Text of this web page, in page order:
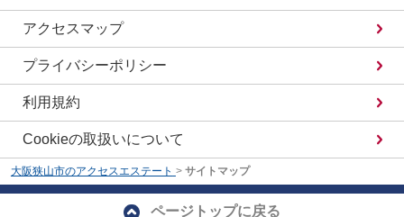
アクセスマップ
プライバシーポリシー
利用規約
Cookieの取扱いについて
大阪狭山市のアクセスエステート > サイトマップ
ページトップに戻る